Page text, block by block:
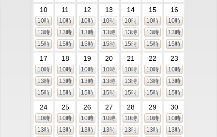
10
10時
13時
15時
11
10時
13時
15時
12
10時
13時
15時
13
10時
13時
15時
14
10時
13時
15時
15
10時
13時
15時
16
10時
13時
15時
17
10時
13時
15時
18
10時
13時
15時
19
10時
13時
15時
20
10時
13時
15時
21
10時
13時
15時
22
10時
13時
15時
23
10時
13時
15時
24
10時
13時
25
10時
13時
26
10時
13時
27
10時
13時
28
10時
13時
29
10時
13時
30
10時
13時